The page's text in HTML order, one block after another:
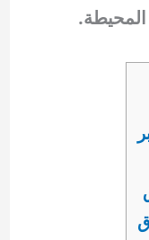
المحيطة.